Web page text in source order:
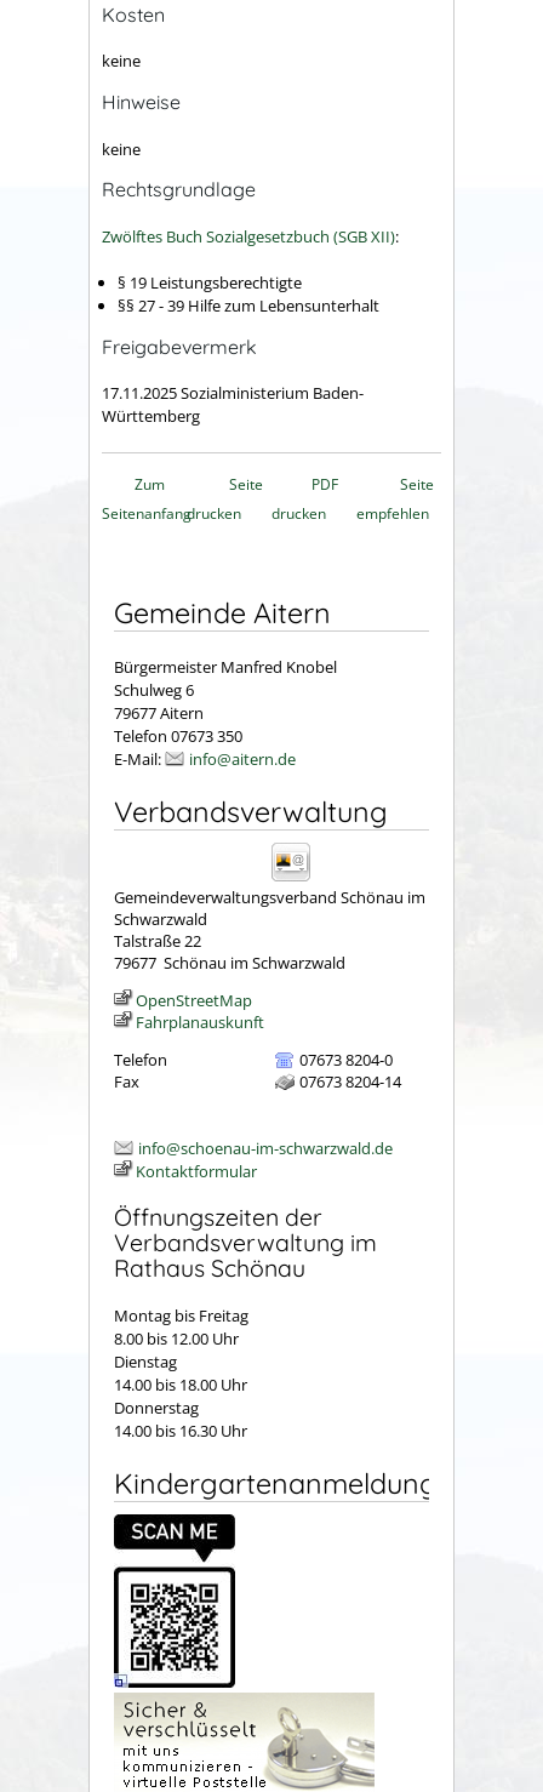
Kosten
keine
Hinweise
keine
Rechtsgrundlage
Zwölftes Buch Sozialgesetzbuch (SGB XII):
§ 19 Leistungsberechtigte
§§ 27 - 39 Hilfe zum Lebensunterhalt
Freigabevermerk
17.11.2025 Sozialministerium Baden-
Württemberg
Zum
Seitenanfang
Seite
drucken
PDF
drucken
Seite
empfehlen
Gemeinde Aitern
Bürgermeister Manfred Knobel
Schulweg 6
79677 Aitern
Telefon 07673 350
E-Mail:
info@aitern.de
Verbandsverwaltung
Gemeindeverwaltungsverband Schönau im
Schwarzwald
Talstraße 22
79677 Schönau im Schwarzwald
OpenStreetMap
Fahrplanauskunft
Telefon
07673 8204-0
Fax
07673 8204-14
info@schoenau-im-schwarzwald.de
Kontaktformular
Öffnungszeiten der
Verbandsverwaltung im
Rathaus Schönau
Montag bis Freitag
8.00 bis 12.00 Uhr
Dienstag
14.00 bis 18.00 Uhr
Donnerstag
14.00 bis 16.30 Uhr
Kindergartenanmeldung